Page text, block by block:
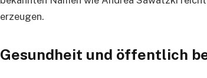
erzeugen.
Gesundheit und öffentlich